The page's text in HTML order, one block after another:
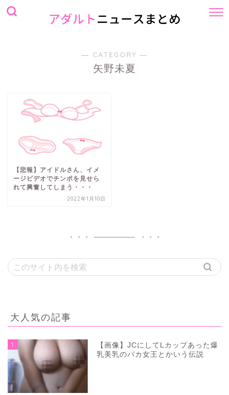
― CATEGORY ―
矢野未夏
【悲報】アイドルさん、イメ
ージビデオでチンポを見せら
れて興奮してしまう・・・
2022年1月10日
大人気の記事
1
【画像】JCにしてLカップあった爆
乳美乳のバカ女王とかいう伝説